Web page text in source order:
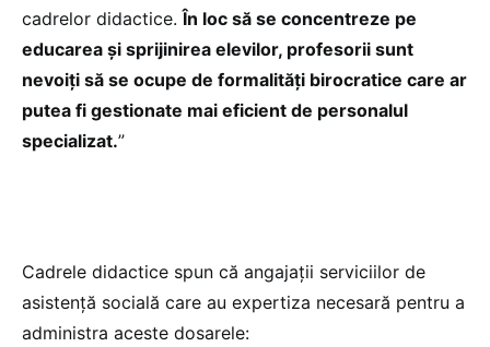
cadrelor didactice.În loc să se concentreze pe
educarea și sprijinirea elevilor, profesorii sunt
nevoiți să se ocupe de formalități birocratice care ar
putea fi gestionate mai eficient de personalul
specializat.”
Cadrele didactice spun că angajații serviciilor de
asistență socială care au expertiza necesară pentru a
administra aceste dosarele: